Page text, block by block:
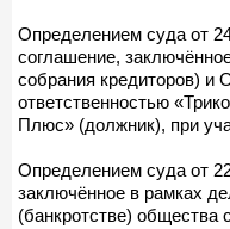
Определением суда от
соглашение,
собрания кредиторов) и
ответственностью
Плюс» (должник), при
Определением суда от
заключённое в рамках
(банкротстве) общества